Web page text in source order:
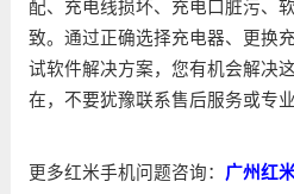
配、充电线损坏、充电口脏污、
致。通过正确选择充电器、更换
试软件解决方案，您有机会解决
在，不要犹豫联系售后服务或专
更多红米手机问题咨询： 广州红